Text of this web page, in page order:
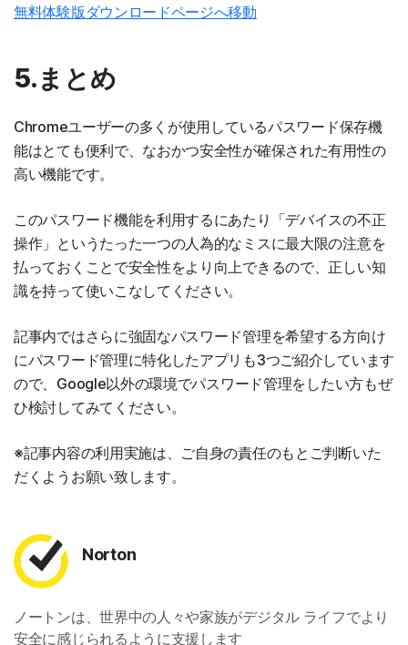
無料体験版ダウンロードページへ移動
5.まとめ
Chromeユーザーの多くが使用しているパスワード保存機
能はとても便利で、なおかつ安全性が確保された有用性の
高い機能です。
このパスワード機能を利用するにあたり「デバイスの不正
操作」というたった一つの人為的なミスに最大限の注意を
払っておくことで安全性をより向上できるので、正しい知
識を持って使いこなしてください。
記事内ではさらに強固なパスワード管理を希望する方向け
にパスワード管理に特化したアプリも3つご紹介しています
ので、Google以外の環境でパスワード管理をしたい方もぜ
ひ検討してみてください。
※記事内容の利用実施は、ご自身の責任のもとご判断いた
だくようお願い致します。
Norton
ノートンは、世界中の人々や家族がデジタル ライフでより
安全に感じられるように支援します